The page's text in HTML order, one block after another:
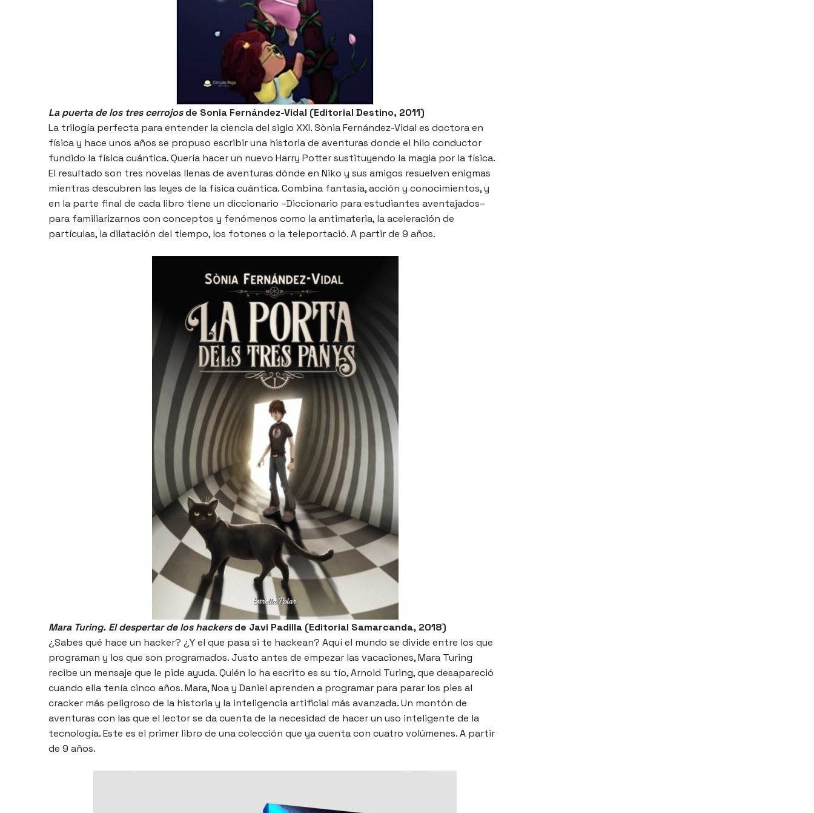
La puerta de los tres cerrojosde Sonia Fernández-Vidal (Editorial Destino, 2011)
La trilogía perfecta para entender la ciencia del siglo XXI. Sònia Fernández-Vidal es doctora en
física y hace unos años se propuso escribir una historia de aventuras donde el hilo conductor
fundido la física cuántica. Quería hacer un nuevo Harry Potter sustituyendo la magia por la física.
El resultado son tres novelas llenas de aventuras dónde en Niko y sus amigos resuelven enigmas
mientras descubren las leyes de la física cuántica. Combina fantasía, acción y conocimientos, y
en la parte final de cada libro tiene un diccionario –Diccionario para estudiantes aventajados–
para familiarizarnos con conceptos y fenómenos como la antimateria, la aceleración de
partículas, la dilatación del tiempo, los fotones o la teleportació. A partir de 9 años.
Mara Turing. El despertar de los hackersde Javi Padilla (Editorial Samarcanda, 2018)
¿Sabes qué hace un hacker? ¿Y el que pasa si te hackean? Aquí el mundo se divide entre los que
programan y los que son programados. Justo antes de empezar las vacaciones, Mara Turing
recibe un mensaje que le pide ayuda. Quién lo ha escrito es su tío, Arnold Turing, que desapareció
cuando ella tenía cinco años. Mara, Noa y Daniel aprenden a programar para parar los pies al
cracker más peligroso de la historia y la inteligencia artificial más avanzada. Un montón de
aventuras con las que el lector se da cuenta de la necesidad de hacer un uso inteligente de la
tecnología. Este es el primer libro de una colección que ya cuenta con cuatro volúmenes. A partir
de 9 años.